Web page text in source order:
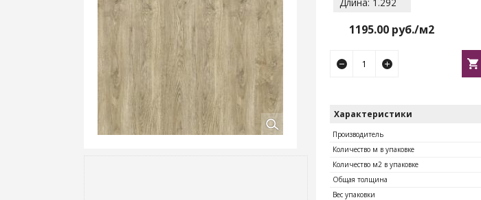
1195.00 руб./м2
Характеристики
Производитель
Количество м в упаковке
Количество м2 в упаковке
Общая толщина
Вес упаковки